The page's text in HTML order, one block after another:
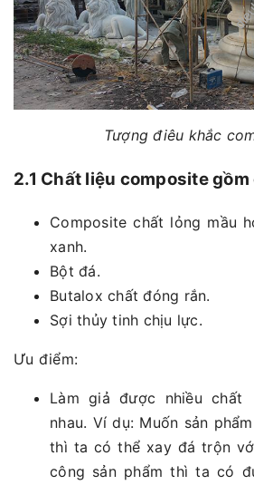
Tượng điêu khắc
2.1 Chất liệu composite
Composite chất lỏng mầu
xanh.
Bột đá.
Butalox chất đóng rắn.
Sợi thủy tinh chịu lực.
Ưu điểm:
Làm giả được nhiều
nhau. Ví dụ: Muốn sản
thì ta có thể xay đá trộn
công sản phẩm thì ta có